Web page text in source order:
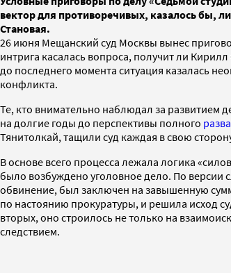
вектор для противоречивых, казалось бы,
Становая.
26 июня Мещанский суд Москвы вынес
интрига касалась вопроса, получит ли
до последнего момента ситуация казалась
конфликта.
Те, кто внимательно наблюдал за развитием
на долгие годы до перспективы полного
Тянитолкай, тащили суд каждая в свою
В основе всего процесса лежала логика
было возбуждено уголовное дело. По версии
обвинение, был заключен на завышенную
по настоянию прокуратуры, и решила исход
вторых, оно строилось не только на
следствием.